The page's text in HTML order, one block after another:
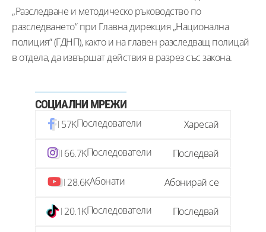
„Разследване и методическо ръководство по
разследването“ при Главна дирекция „Национална
полиция“ (ГДНП), както и на главен разследващ полицай
в отдела, да извършат действия в разрез със закона.
СОЦИАЛНИ МРЕЖИ
57KПоследователи Харесай
66.7KПоследователи Последвай
28.6KАбонати Абонирай се
20.1KПоследователи Последвай